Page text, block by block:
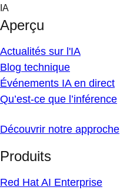
Skip
content
IA
Aperçu
Actualités sur l'IA
Blog technique
Événements IA en direct
Qu’est-ce que l’inférence
Découvrir notre approche
Produits
Red Hat AI Enterprise